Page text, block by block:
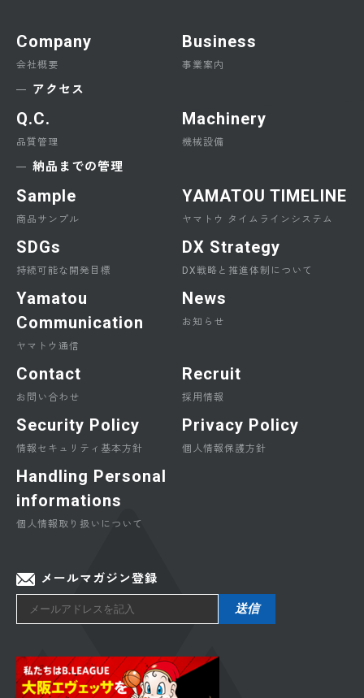
Company
会社概要
アクセス
Business
事業案内
Q.C.
品質管理
納品までの管理
Machinery
機械設備
Sample
商品サンプル
YAMATOU TIMELINE
ヤマトウ タイムラインシステム
SDGs
持続可能な開発目標
DX Strategy
DX戦略と推進体制について
Yamatou
Communication
ヤマトウ通信
News
お知らせ
Contact
お問い合わせ
Recruit
採用情報
Security Policy
情報セキュリティ基本方針
Privacy Policy
個人情報保護方針
Handling Personal
informations
個人情報取り扱いについて
メールマガジン登録